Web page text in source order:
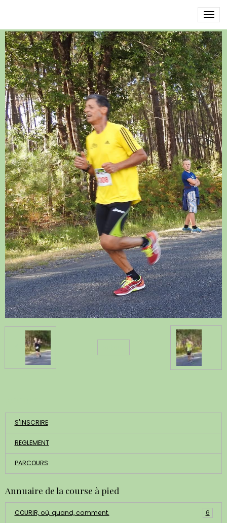
S'INSCRIRE
REGLEMENT
PARCOURS
Annuaire de la course à pied
COURIR, où, quand, comment. 6